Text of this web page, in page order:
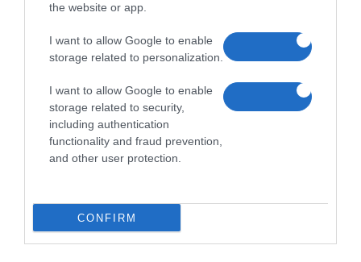
the website or app.
I want to allow Google to enable
storage related to personalization.
I want to allow Google to enable
storage related to security,
including authentication
functionality and fraud prevention,
and other user protection.
CONFIRM